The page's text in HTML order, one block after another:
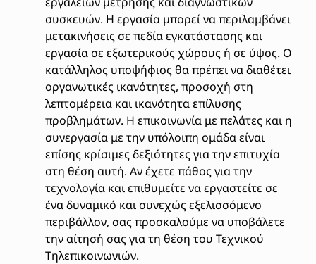
συσκευών. Η εργασία μπορεί να περιλαμβάνει
μετακινήσεις σε πεδία εγκατάστασης και
εργασία σε εξωτερικούς χώρους ή σε ύψος. Ο
κατάλληλος υποψήφιος θα πρέπει να διαθέτει
οργανωτικές ικανότητες, προσοχή στη
λεπτομέρεια και ικανότητα επίλυσης
προβλημάτων. Η επικοινωνία με πελάτες και η
συνεργασία με την υπόλοιπη ομάδα είναι
επίσης κρίσιμες δεξιότητες για την επιτυχία
στη θέση αυτή. Αν έχετε πάθος για την
τεχνολογία και επιθυμείτε να εργαστείτε σε
ένα δυναμικό και συνεχώς εξελισσόμενο
περιβάλλον, σας προσκαλούμε να υποβάλετε
την αίτησή σας για τη θέση του Τεχνικού
Τηλεπικοινωνιών.